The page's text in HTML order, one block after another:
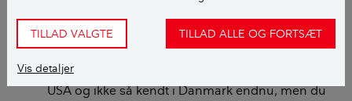
TILLAD VALGTE TILLAD ALLE OG FORTSÆT
Vis detaljer
for, at der blive ringet på døren, og der forventes
en høflig selvbetjening – uden at tømme hele
skålen til sig selv. Denne skik er mest udbredt i
USA og ikke så kendt i Danmark endnu, men du